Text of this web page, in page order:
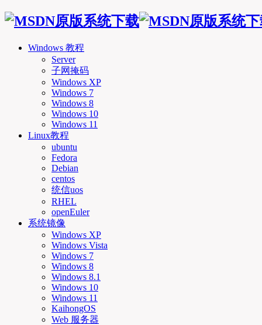
Windows 教程
Server
子网掩码
Windows XP
Windows 7
Windows 8
Windows 10
Windows 11
Linux教程
ubuntu
Fedora
Debian
centos
统信uos
RHEL
openEuler
系统镜像
Windows XP
Windows Vista
Windows 7
Windows 8
Windows 8.1
Windows 10
Windows 11
KaihongOS
Web 服务器